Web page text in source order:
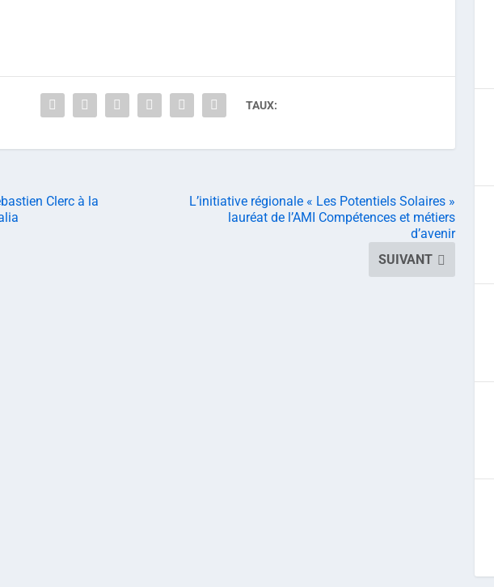
TAUX:
Clerc à la
L’initiative régionale « Les Potentiels Solaires »
lauréat de l’AMI Compétences et métiers
d’avenir
SUIVANT